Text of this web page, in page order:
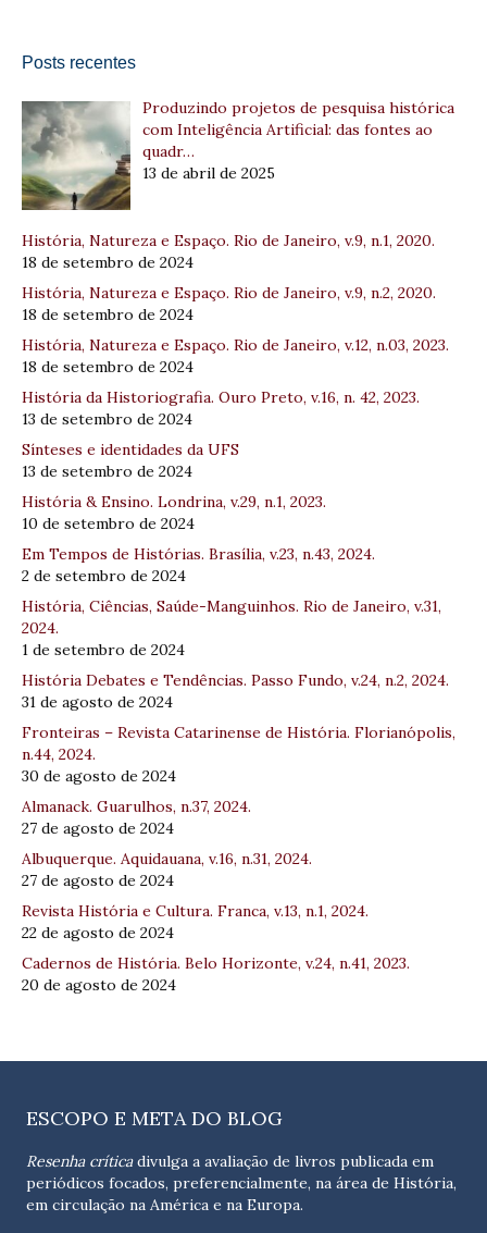
Posts recentes
Produzindo projetos de pesquisa histórica
com Inteligência Artificial: das fontes ao
quadr…
13 de abril de 2025
História, Natureza e Espaço. Rio de Janeiro, v.9, n.1, 2020.
18 de setembro de 2024
História, Natureza e Espaço. Rio de Janeiro, v.9, n.2, 2020.
18 de setembro de 2024
História, Natureza e Espaço. Rio de Janeiro, v.12, n.03, 2023.
18 de setembro de 2024
História da Historiografia. Ouro Preto, v.16, n. 42, 2023.
13 de setembro de 2024
Sínteses e identidades da UFS
13 de setembro de 2024
História & Ensino. Londrina, v.29, n.1, 2023.
10 de setembro de 2024
Em Tempos de Histórias. Brasília, v.23, n.43, 2024.
2 de setembro de 2024
História, Ciências, Saúde-Manguinhos. Rio de Janeiro, v.31,
2024.
1 de setembro de 2024
História Debates e Tendências. Passo Fundo, v.24, n.2, 2024.
31 de agosto de 2024
Fronteiras – Revista Catarinense de História. Florianópolis,
n.44, 2024.
30 de agosto de 2024
Almanack. Guarulhos, n.37, 2024.
27 de agosto de 2024
Albuquerque. Aquidauana, v.16, n.31, 2024.
27 de agosto de 2024
Revista História e Cultura. Franca, v.13, n.1, 2024.
22 de agosto de 2024
Cadernos de História. Belo Horizonte, v.24, n.41, 2023.
20 de agosto de 2024
ESCOPO E META DO BLOG
Resenha críticadivulga a avaliação de livros publicada em
periódicos focados, preferencialmente, na área de História,
em circulação na América e na Europa.